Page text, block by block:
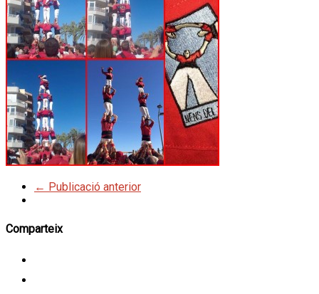
← Publicació anterior
Comparteix